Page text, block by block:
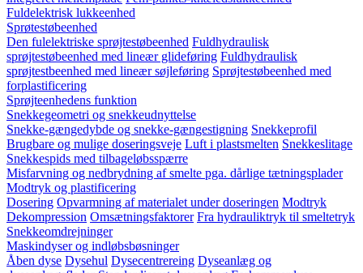
Fuldelektrisk lukkeenhed
Sprøtestøbeenhed
Den fulelektriske sprøjtestøbeenhed Fuldhydraulisk
sprøjtestøbeenhed med lineær glideføring Fuldhydraulisk
sprøjtestbeenhed med lineær søjleføring Sprøjtestøbeenhed med
forplastificering
Sprøjteenhedens funktion
Snekkegeometri og snekkeudnyttelse
Snekke-gængedybde og snekke-gængestigning Snekkeprofil
Brugbare og mulige doseringsveje Luft i plastsmelten Snekkeslitage
Snekkespids med tilbageløbsspærre
Misfarvning og nedbrydning af smelte pga. dårlige tætningsplader
Modtryk og plastificering
Dosering Opvarmning af materialet under doseringen Modtryk
Dekompression Omsætningsfaktorer Fra hydrauliktryk til smeltetryk
Snekkeomdrejninger
Maskindyser og indløbsbøsninger
Åben dyse Dysehul Dysecentrereing Dyseanlæg og